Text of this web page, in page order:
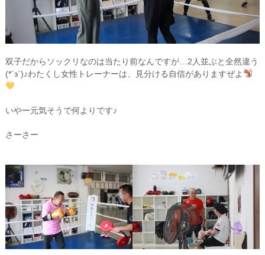
双子だからソックリなのは当たり前なんですが…2人並ぶと全然違う
(*´з`)♪わたくし女性トレーナーは、見分ける自信がありますぜよ
いやー元気そうで何よりです♪
さーさー